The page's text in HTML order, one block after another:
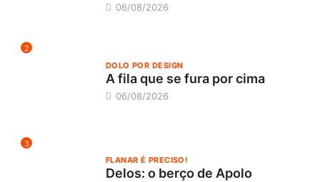
06/08/2026
2
DOLO POR DESIGN
A fila que se fura por cima
06/08/2026
3
FLANAR É PRECISO!
Delos: o berço de Apolo